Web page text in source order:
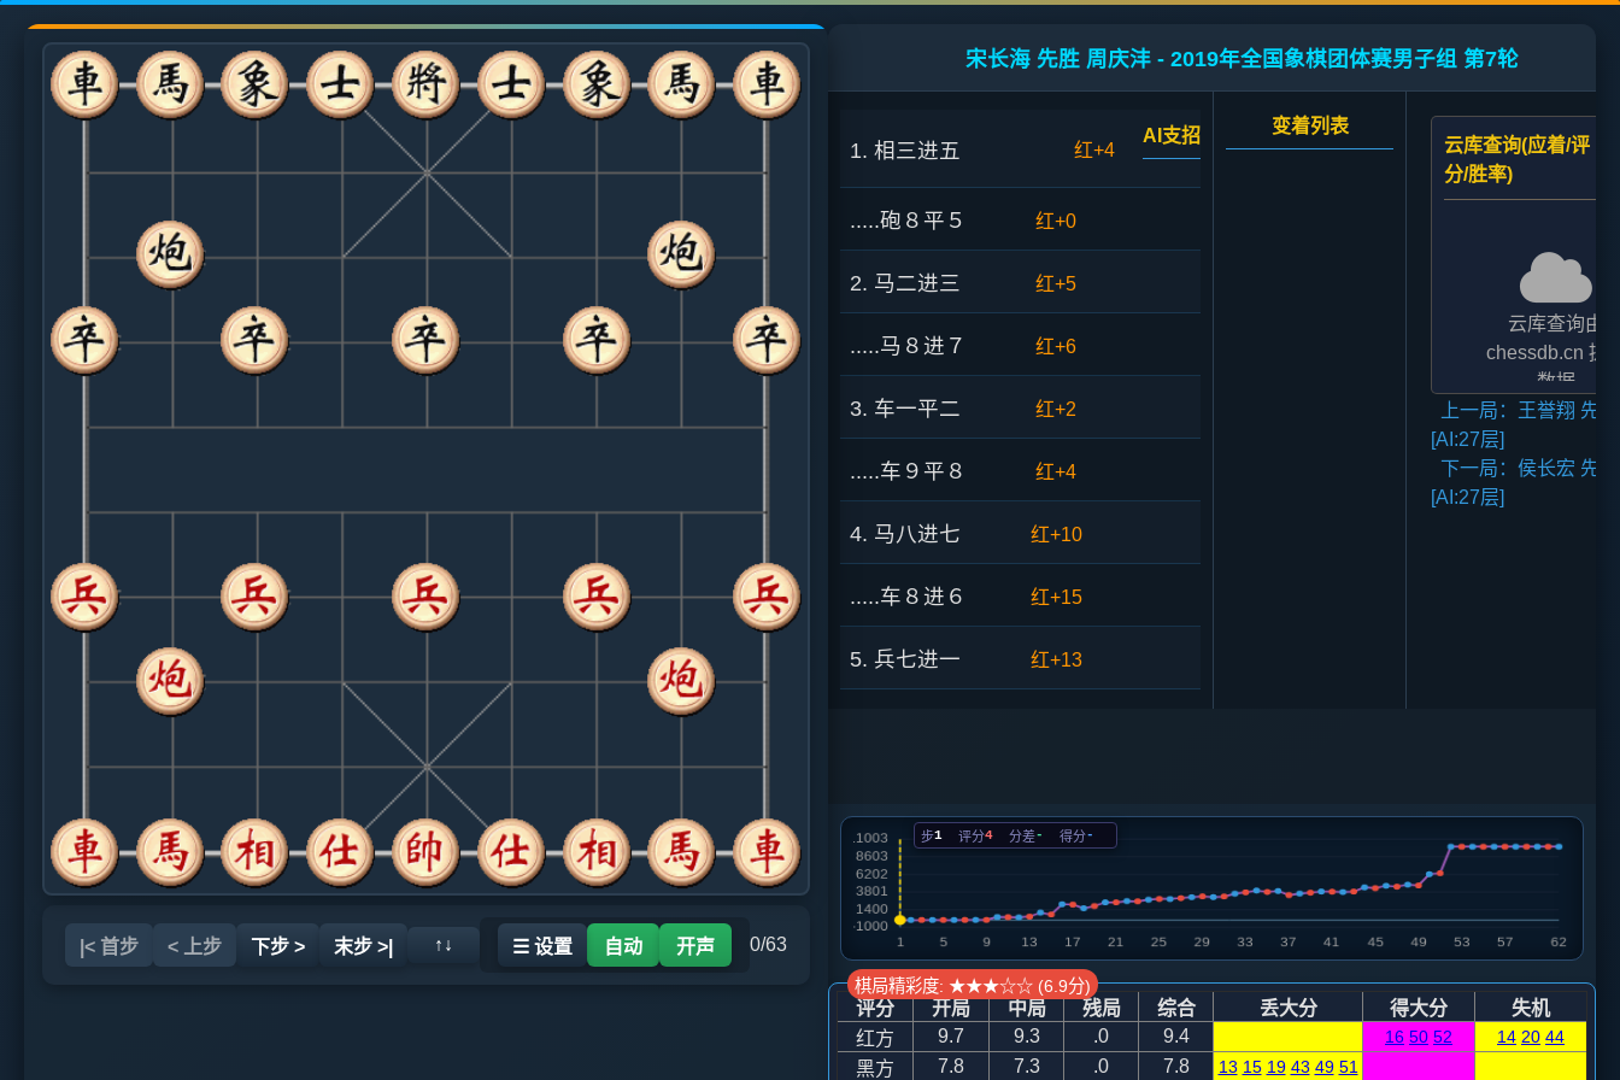
|< 首步 < 上步 下步 > 末步 >| ↑↓ ☰ 设置 自动 开声 0/63
宋长海 先胜 周庆沣 - 2019年全国象棋团体赛男子组 第7轮
1. 相三进五 红+4
AI支招
.....砲８平５ 红+0
2. 马二进三 红+5
.....马８进７ 红+6
3. 车一平二 红+2
.....车９平８ 红+4
4. 马八进七 红+10
.....车８进６ 红+15
5. 兵七进一 红+13
.....马２进１ 红+362
7. 马六进四 红+485 仕四进五
.....车７退２ 红+1015
8. 马三进二 红+756
变着列表
云库查询(应着/评
分/胜率)
云库查询由
chessdb.cn 提
数据
AI支招,云库应
二者的评分表
法相差2至3倍,
上一局：王誉翔 先
[AI:27层]
下一局：侯长宏 先
[AI:27层]
步1 评分4 分差- 得分-
棋局精彩度: ★★★☆☆ (6.9分)
评分 开局 中局 残局 综合 丢大分 得大分
失机
红方
9.7 9.3 .0 9.4 16 50 52 14 20 44
黑方 7.8 7.3 .0 7.8 13 15 19 43 49 51